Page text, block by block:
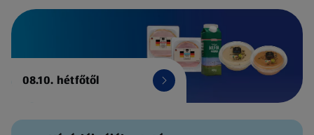
08.10. hétfőtől